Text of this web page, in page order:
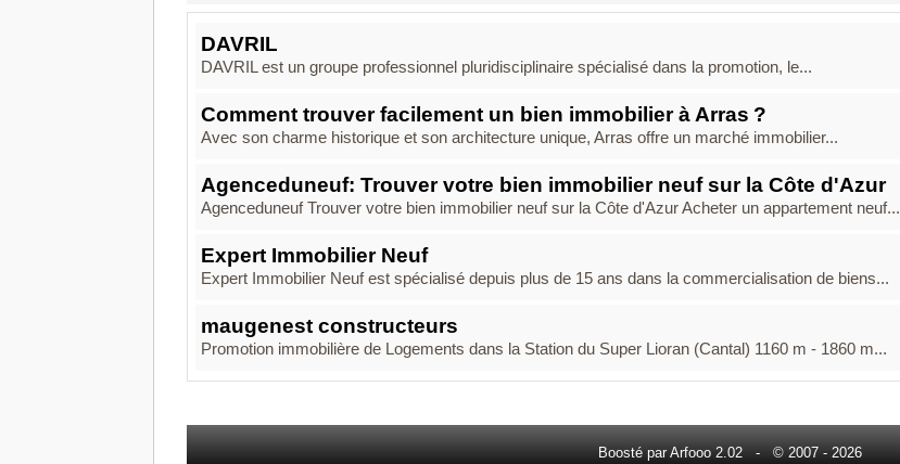
DAVRIL
DAVRIL est un groupe professionnel pluridisciplinaire spécialisé dans la promotion, le...
Comment trouver facilement un bien immobilier à Arras ?
Avec son charme historique et son architecture unique, Arras offre un marché immobilier...
Agenceduneuf: Trouver votre bien immobilier neuf sur la Côte d'Azur
Agenceduneuf Trouver votre bien immobilier neuf sur la Côte d'Azur Acheter un appartement neuf...
Expert Immobilier Neuf
Expert Immobilier Neuf est spécialisé depuis plus de 15 ans dans la commercialisation de biens...
maugenest constructeurs
Promotion immobilière de Logements dans la Station du Super Lioran (Cantal) 1160 m - 1860 m...
Boosté par Arfooo 2.02 - © 2007 - 2026